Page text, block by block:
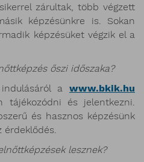
zárultak, több végzett
képzésünkre is. Sokan
képzésüket végzik el a
őszi időszaka?
a www.bkik.hu
tájékozódni és jelentkezni.
és hasznos képzésünk
lesznek?